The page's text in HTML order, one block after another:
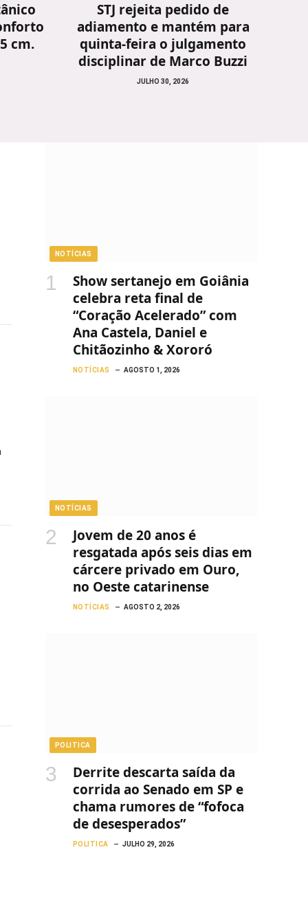
cm.
STJ rejeita pedido de
adiamento e mantém para
quinta-feira o julgamento
disciplinar de Marco Buzzi
JULHO 30, 2026
NOTÍCIAS
Show sertanejo em Goiânia
celebra reta final de
“Coração Acelerado” com
Ana Castela, Daniel e
Chitãozinho & Xororó
NOTÍCIAS AGOSTO 1, 2026
NOTÍCIAS
Jovem de 20 anos é
resgatada após seis dias em
cárcere privado em Ouro,
no Oeste catarinense
NOTÍCIAS AGOSTO 2, 2026
POLITICA
Derrite descarta saída da
corrida ao Senado em SP e
chama rumores de “fofoca
de desesperados”
POLITICA JULHO 29, 2026